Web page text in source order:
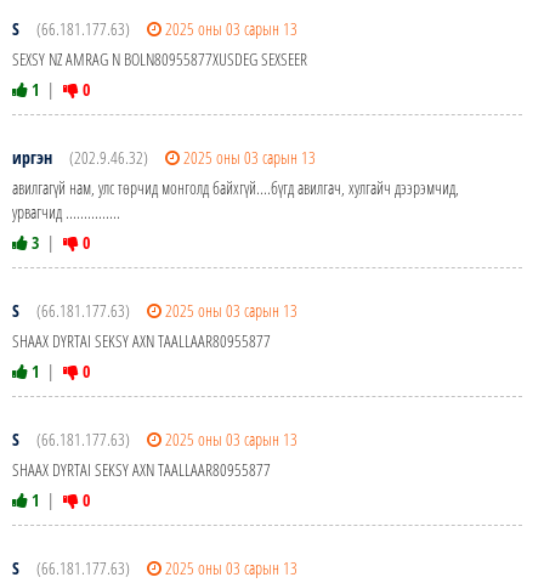
S (66.181.177.63)
2025 оны 03 сарын 13
SEXSY NZ AMRAG N BOLN80955877XUSDEG SEXSEER
1 | 0
иргэн (202.9.46.32)
2025 оны 03 сарын 13
авилгагүй нам, улс төрчид монголд байхгүй....бүгд авилгач, хулгайч дээрэмчид,
урвагчид ...............
3 | 0
S (66.181.177.63)
2025 оны 03 сарын 13
SHAAX DYRTAI SEKSY AXN TAALLAAR80955877
1 | 0
S (66.181.177.63)
2025 оны 03 сарын 13
SHAAX DYRTAI SEKSY AXN TAALLAAR80955877
1 | 0
S (66.181.177.63)
2025 оны 03 сарын 13